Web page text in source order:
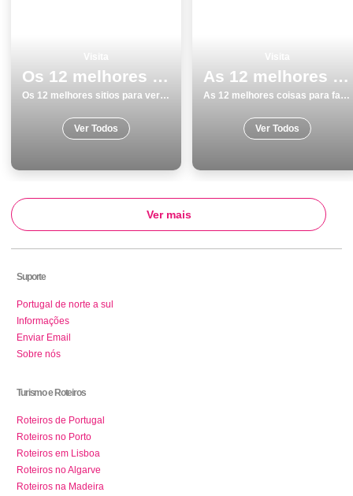
Os 12 melhores sitios para ver e visitar em Braga
Os 12 melhores sitios para ver e visitar em Braga
Ver Todos
As 12 melhores coisas para fazer no inverno em Vila Nova de Gaia
As 12 melhores coisas para fazer no inverno em Vila Nova de Gaia
Ver Todos
Ver mais
Suporte
Portugal de norte a sul
Informações
Enviar Email
Sobre nós
Turismo e Roteiros
Roteiros de Portugal
Roteiros no Porto
Roteiros em Lisboa
Roteiros no Algarve
Roteiros na Madeira